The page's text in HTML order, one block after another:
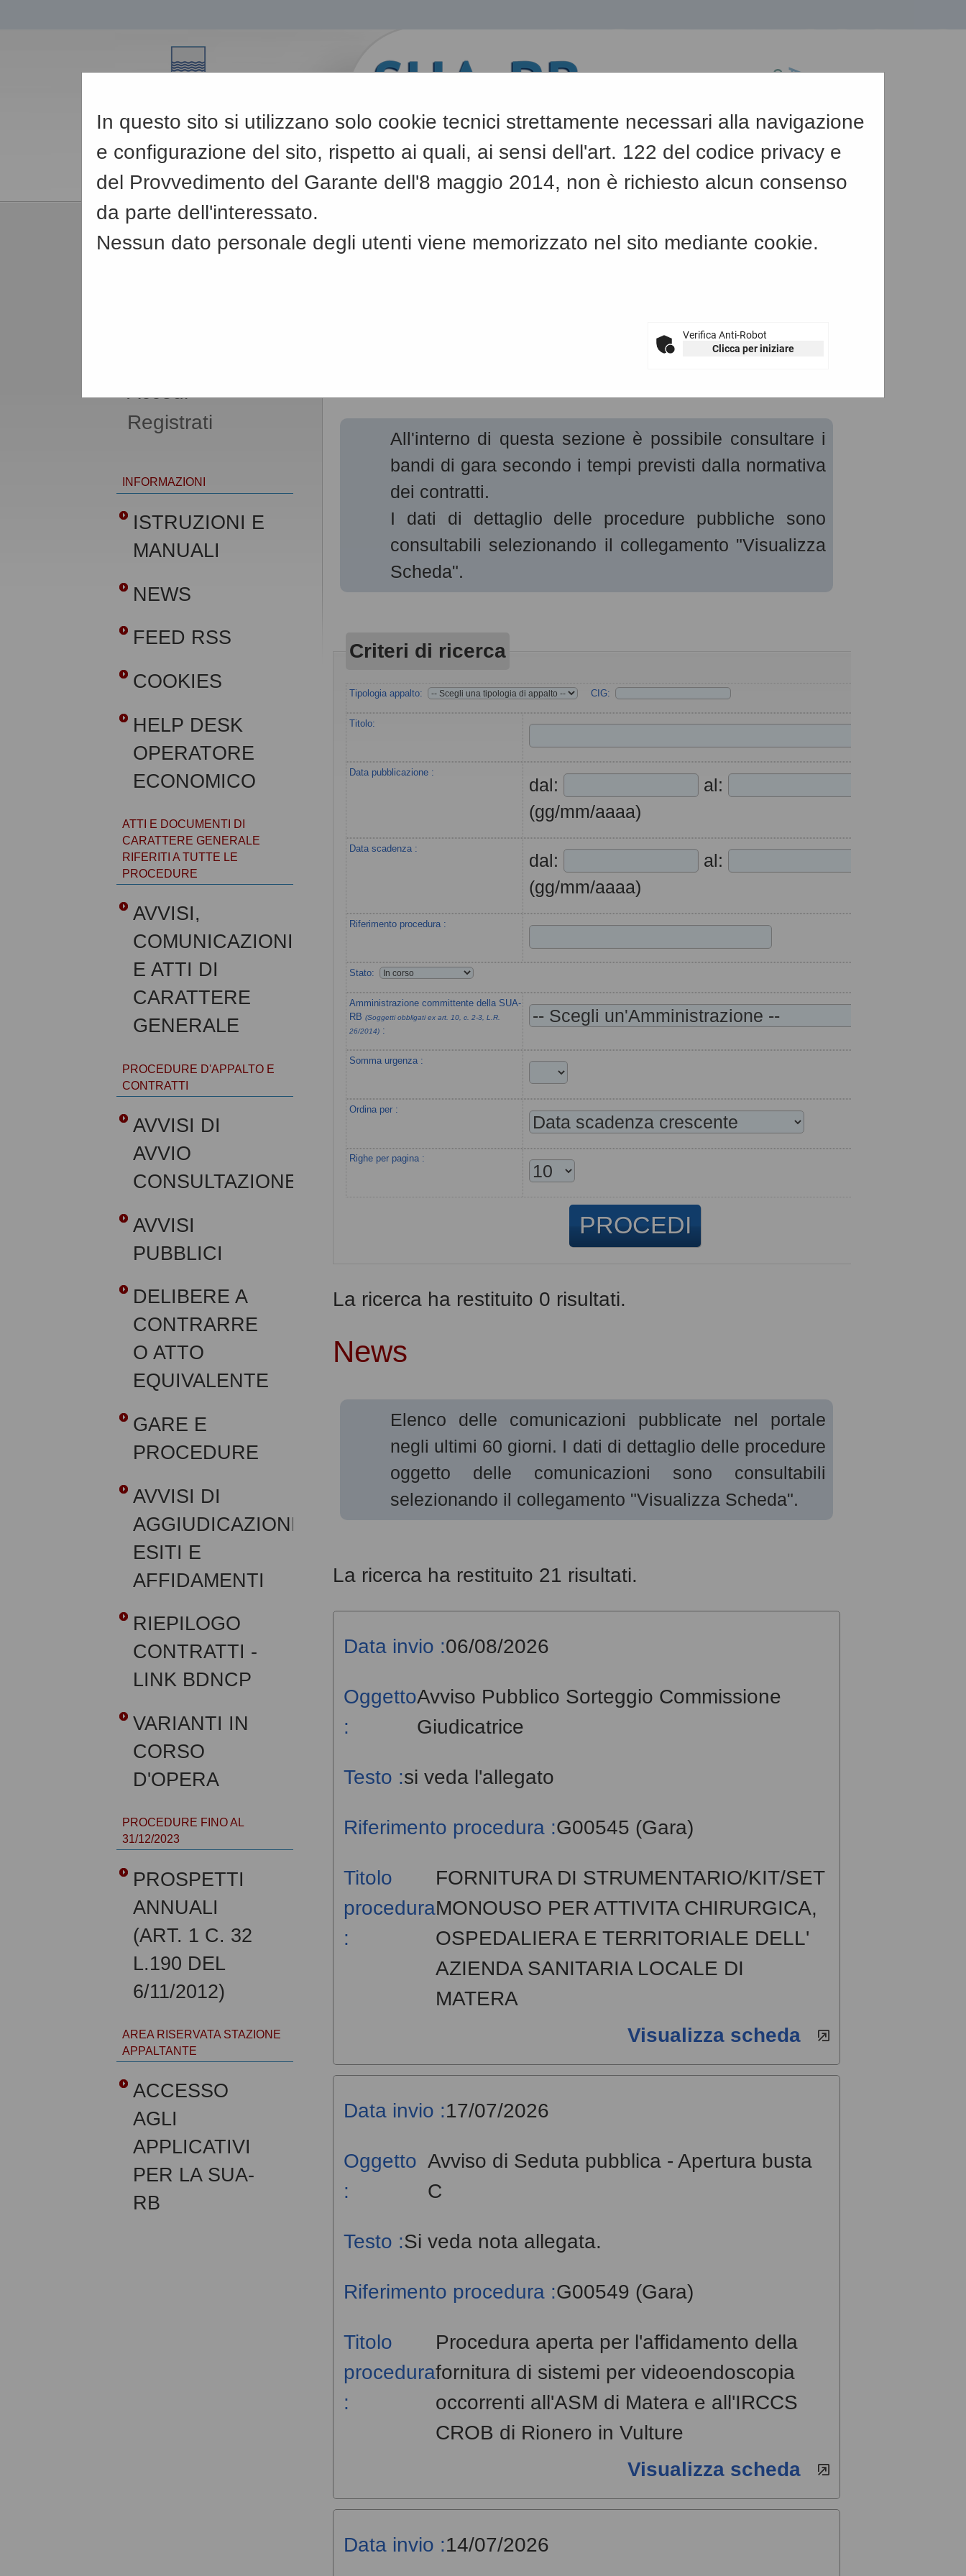
08/08/2026
A -A - A | Grafica - Testo - Alto contrasto
In questo sito si utilizzano solo cookie tecnici strettamente necessari alla navigazione
e configurazione del sito, rispetto ai quali, ai sensi dell'art. 122 del codice privacy e
del Provvedimento del Garante dell'8 maggio 2014, non è richiesto alcun consenso
da parte dell'interessato.
Nessun dato personale degli utenti viene memorizzato nel sito mediante cookie.
Verifica Anti-Robot
Clicca per iniziare
All'interno di questa sezione è possibile consultare i
bandi di gara secondo i tempi previsti dalla normativa
dei contratti.
I dati di dettaglio delle procedure pubbliche sono
consultabili selezionando il collegamento "Visualizza
Scheda".
Criteri di ricerca
Tipologia appalto: CIG:
Titolo:
Data pubblicazione :
dal:
al:
(gg/mm/aaaa)
Data scadenza :
dal:
al:
(gg/mm/aaaa)
Riferimento procedura :
Stato:
Amministrazione committente della SUA-
RB(Soggetti obbligati ex art. 10, c. 2-3, L.R.
26/2014) :
Somma urgenza :
Ordina per :
Righe per pagina :
La ricerca ha restituito 0 risultati.
News
Elenco delle comunicazioni pubblicate nel portale
negli ultimi 60 giorni. I dati di dettaglio delle procedure
oggetto delle comunicazioni sono consultabili
selezionando il collegamento "Visualizza Scheda".
La ricerca ha restituito 21 risultati.
Data invio :06/08/2026
Oggetto
:
Avviso Pubblico Sorteggio Commissione
Giudicatrice
Testo :si veda l'allegato
Riferimento procedura :G00545 (Gara)
Titolo
procedura
:
FORNITURA DI STRUMENTARIO/KIT/SET
MONOUSO PER ATTIVITA CHIRURGICA,
OSPEDALIERA E TERRITORIALE DELL'
AZIENDA SANITARIA LOCALE DI
MATERA
Visualizza scheda
Data invio :17/07/2026
Oggetto
:
Avviso di Seduta pubblica - Apertura busta
C
Testo :Si veda nota allegata.
Riferimento procedura :G00549 (Gara)
Titolo
procedura
:
Procedura aperta per l'affidamento della
fornitura di sistemi per videoendoscopia
occorrenti all'ASM di Matera e all'IRCCS
CROB di Rionero in Vulture
Visualizza scheda
Data invio :14/07/2026
Accedi -
Registrati
INFORMAZIONI
ISTRUZIONI E
MANUALI
NEWS
FEED RSS
COOKIES
HELP DESK
OPERATORE
ECONOMICO
ATTI E DOCUMENTI DI
CARATTERE GENERALE
RIFERITI A TUTTE LE
PROCEDURE
AVVISI,
COMUNICAZIONI
E ATTI DI
CARATTERE
GENERALE
PROCEDURE D'APPALTO E
CONTRATTI
AVVISI DI
AVVIO
CONSULTAZIONE
AVVISI
PUBBLICI
DELIBERE A
CONTRARRE
O ATTO
EQUIVALENTE
GARE E
PROCEDURE
AVVISI DI
AGGIUDICAZIONE,
ESITI E
AFFIDAMENTI
RIEPILOGO
CONTRATTI -
LINK BDNCP
VARIANTI IN
CORSO
D'OPERA
PROCEDURE FINO AL
31/12/2023
PROSPETTI
ANNUALI
(ART. 1 C. 32
L.190 DEL
6/11/2012)
AREA RISERVATA STAZIONE
APPALTANTE
ACCESSO
AGLI
APPLICATIVI
PER LA SUA-
RB